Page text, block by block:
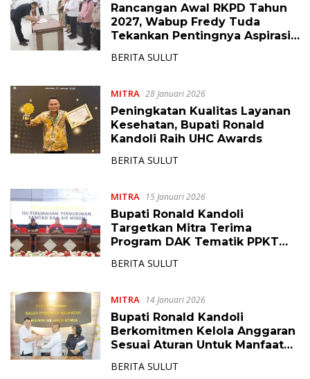
Rancangan Awal RKPD Tahun
2027, Wabup Fredy Tuda
Tekankan Pentingnya Aspirasi
BERITA SULUT
MITRA 28 Januari 2026
Peningkatan Kualitas Layanan
Kesehatan, Bupati Ronald
Kandoli Raih UHC Awards
BERITA SULUT
MITRA 15 Januari 2026
Bupati Ronald Kandoli
Targetkan Mitra Terima
Program DAK Tematik PPKT
BERITA SULUT
MITRA 14 Januari 2026
Bupati Ronald Kandoli
Berkomitmen Kelola Anggaran
Sesuai Aturan Untuk Manfaat
BERITA SULUT